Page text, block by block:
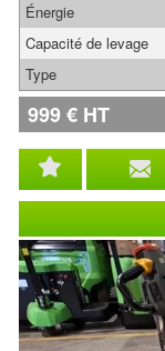
Énergie
Capacité de levage
Type
999€ HT